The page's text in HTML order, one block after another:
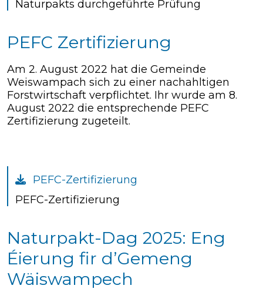
Naturpakts durchgeführte Prüfung
PEFC Zertifizierung
Am 2. August 2022 hat die Gemeinde
Weiswampach sich zu einer nachahltigen
Forstwirtschaft verpflichtet. Ihr wurde am 8.
August 2022 die entsprechende PEFC
Zertifizierung zugeteilt.
PEFC-Zertifizierung
PEFC-Zertifizierung
Naturpakt-Dag 2025: Eng
Éierung fir d’Gemeng
Wäiswampech